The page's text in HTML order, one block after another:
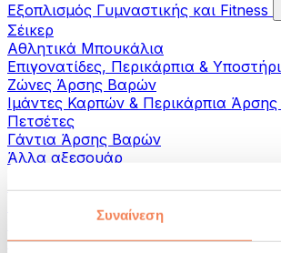
Συναίνεση
Εξοπλισμός Γυμναστικής και Fitness
Σέικερ
Αθλητικά Μπουκάλια
Επιγονατίδες, Περικάρπια &
Ζώνες Άρσης Βαρών
Ιμάντες Καρπών & Περικάρπια
Πετσέτες
Γάντια Άρσης Βαρών
Άλλα αξεσουάρ
Βοηθήματα- αποκατάστασης
Πιστόλια μασάζ
Εργαλεία μασάζ
Κύλινδροι Αφρού & Εξοπλισμός